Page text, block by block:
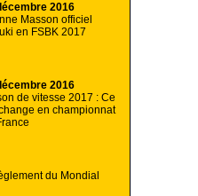
2016
Masson officiel
en FSBK 2017
2016
de vitesse 2017 : Ce
en championnat
du Mondial